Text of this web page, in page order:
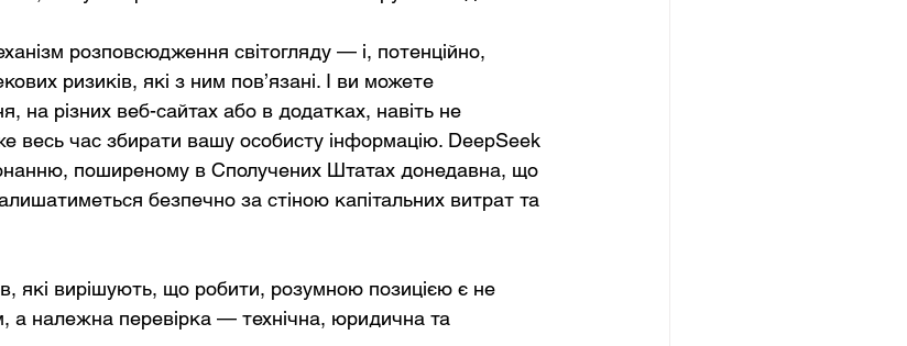
розповсюдження світогляду — і, потенційно,
ризиків, які з ним пов’язані. І ви можете
на різних веб-сайтах або в додатках, навіть не
весь час збирати вашу особисту інформацію. DeepSeek
поширеному в Сполучених Штатах донедавна, що
безпечно за стіною капітальних витрат та
які вирішують, що робити, розумною позицією є не
а належна перевірка — технічна, юридична та